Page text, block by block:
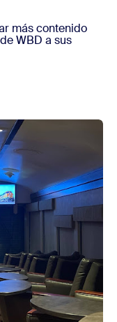
más contenido
WBD a sus